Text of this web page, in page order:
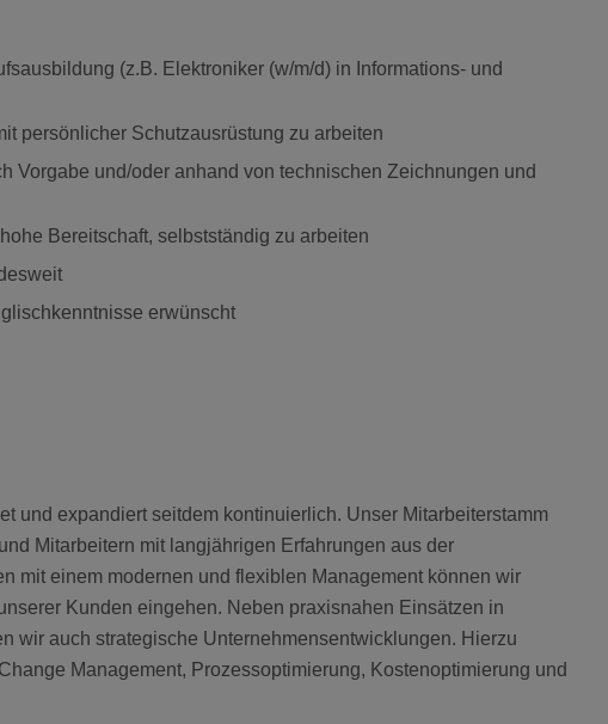
(z.B. Elektroniker (w/m/d) in Informations- und
persönlicher Schutzausrüstung zu arbeiten
Vorgabe und/oder anhand von technischen Zeichnungen und
Bereitschaft, selbstständig zu arbeiten
erwünscht
und expandiert seitdem kontinuierlich. Unser Mitarbeiterstamm
Mitarbeitern mit langjährigen Erfahrungen aus der
mit einem modernen und flexiblen Management können wir
Kunden eingehen. Neben praxisnahen Einsätzen in
wir auch strategische Unternehmensentwicklungen. Hierzu
Management, Prozessoptimierung, Kostenoptimierung und